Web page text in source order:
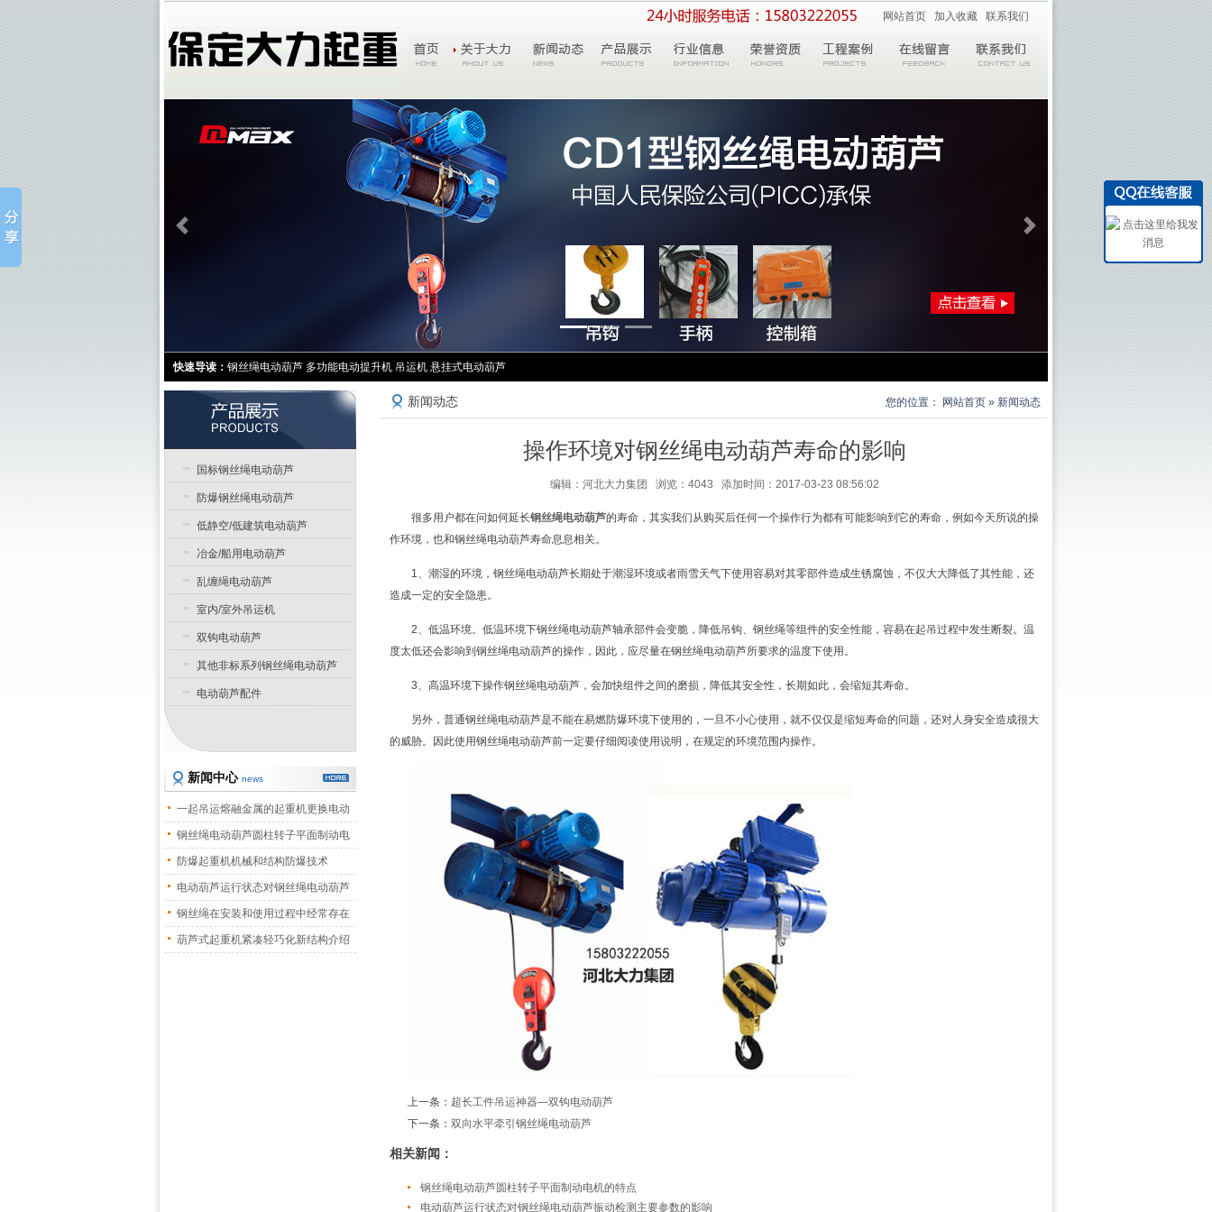
网站首页 加入收藏 联系我们
快速导读： 钢丝绳电动葫芦 多功能电动提升机 吊运机 悬挂式电动葫芦
新闻动态 您的位置： 网站首页 » 新闻动态
操作环境对钢丝绳电动葫芦寿命的影响
编辑：河北大力集团 浏览：4043 添加时间：2017-03-23 08:56:02
很多用户都在问如何延长钢丝绳电动葫芦的寿命，其实我们从购买后任何一个操作行为都有可能影响到它的寿命，例如今天所说的操
作环境，也和钢丝绳电动葫芦寿命息息相关。
1、潮湿的环境，钢丝绳电动葫芦长期处于潮湿环境或者雨雪天气下使用容易对其零部件造成生锈腐蚀，不仅大大降低了其性能，还
造成一定的安全隐患。
2、低温环境。低温环境下钢丝绳电动葫芦轴承部件会变脆，降低吊钩、钢丝绳等组件的安全性能，容易在起吊过程中发生断裂。温
度太低还会影响到钢丝绳电动葫芦的操作，因此，应尽量在钢丝绳电动葫芦所要求的温度下使用。
3、高温环境下操作钢丝绳电动葫芦，会加快组件之间的磨损，降低其安全性，长期如此，会缩短其寿命。
另外，普通钢丝绳电动葫芦是不能在易燃防爆环境下使用的，一旦不小心使用，就不仅仅是缩短寿命的问题，还对人身安全造成很大
的威胁。因此使用钢丝绳电动葫芦前一定要仔细阅读使用说明，在规定的环境范围内操作。
上一条： 超长工件吊运神器—双钩电动葫芦
下一条： 双向水平牵引钢丝绳电动葫芦
相关新闻：
钢丝绳电动葫芦圆柱转子平面制动电机的特点
电动葫芦运行状态对钢丝绳电动葫芦振动检测主要参数的影响
国标钢丝绳电动葫芦
防爆钢丝绳电动葫芦
低静空/低建筑电动葫芦
冶金/船用电动葫芦
乱缠绳电动葫芦
室内/室外吊运机
双钩电动葫芦
其他非标系列钢丝绳电动葫芦
电动葫芦配件
新闻中心 news
一起吊运熔融金属的起重机更换电动
葫 钢丝绳电动葫芦圆柱转子平面制动电
机
防爆起重机机械和结构防爆技术
电动葫芦运行状态对钢丝绳电动葫芦
振 钢丝绳在安装和使用过程中经常存在
的 葫芦式起重机紧凑轻巧化新结构介绍